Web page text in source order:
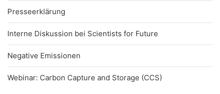
Presseerklärung
Interne Diskussion bei Scientists for Future
Negative Emissionen
Webinar: Carbon Capture and Storage (CCS)